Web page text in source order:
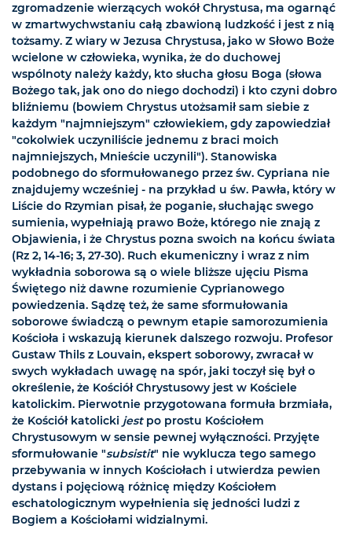
zgromadzenie wierzących wokół Chrystusa, ma ogarnąć
w zmartwychwstaniu całą zbawioną ludzkość i jest z nią
tożsamy. Z wiary w Jezusa Chrystusa, jako w Słowo Boże
wcielone w człowieka, wynika, że do duchowej
wspólnoty należy każdy, kto słucha głosu Boga (słowa
Bożego tak, jak ono do niego dochodzi) i kto czyni dobro
bliźniemu (bowiem Chrystus utożsamił sam siebie z
każdym "najmniejszym" człowiekiem, gdy zapowiedział
"cokolwiek uczyniliście jednemu z braci moich
najmniejszych, Mnieście uczynili"). Stanowiska
podobnego do sformułowanego przez św. Cypriana nie
znajdujemy wcześniej - na przykład u św. Pawła, który w
Liście do Rzymian pisał, że poganie, słuchając swego
sumienia, wypełniają prawo Boże, którego nie znają z
Objawienia, i że Chrystus pozna swoich na końcu świata
(Rz 2, 14-16; 3, 27-30). Ruch ekumeniczny i wraz z nim
wykładnia soborowa są o wiele bliższe ujęciu Pisma
Świętego niż dawne rozumienie Cyprianowego
powiedzenia. Sądzę też, że same sformułowania
soborowe świadczą o pewnym etapie samorozumienia
Kościoła i wskazują kierunek dalszego rozwoju. Profesor
Gustaw Thils z Louvain, ekspert soborowy, zwracał w
swych wykładach uwagę na spór, jaki toczył się był o
określenie, że Kościół Chrystusowy jest w Kościele
katolickim. Pierwotnie przygotowana formuła brzmiała,
że Kościół katolicki jestpo prostu Kościołem
Chrystusowym w sensie pewnej wyłączności. Przyjęte
sformułowanie "subsistit" nie wyklucza tego samego
przebywania w innych Kościołach i utwierdza pewien
dystans i pojęciową różnicę między Kościołem
eschatologicznym wypełnienia się jedności ludzi z
Bogiem a Kościołami widzialnymi.